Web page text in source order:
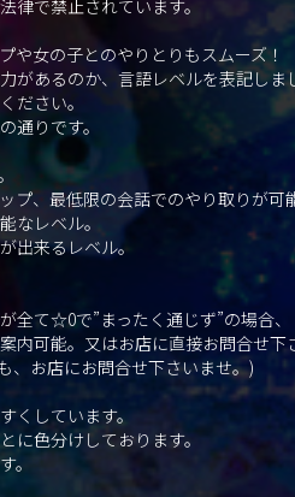
律で禁止されています。
女の子とのやりとりもスムーズ！
があるのか、言語レベルを表記しま
ださい。
通りです。
最低限の会話でのやり取りが可
レベル。
来るレベル。
全て☆0で”まったく通じず”の場合、
内可能。又はお店に直接お問合せ下
、お店にお問合せ下さいませ。)
くしています。
に色分けしております。
。